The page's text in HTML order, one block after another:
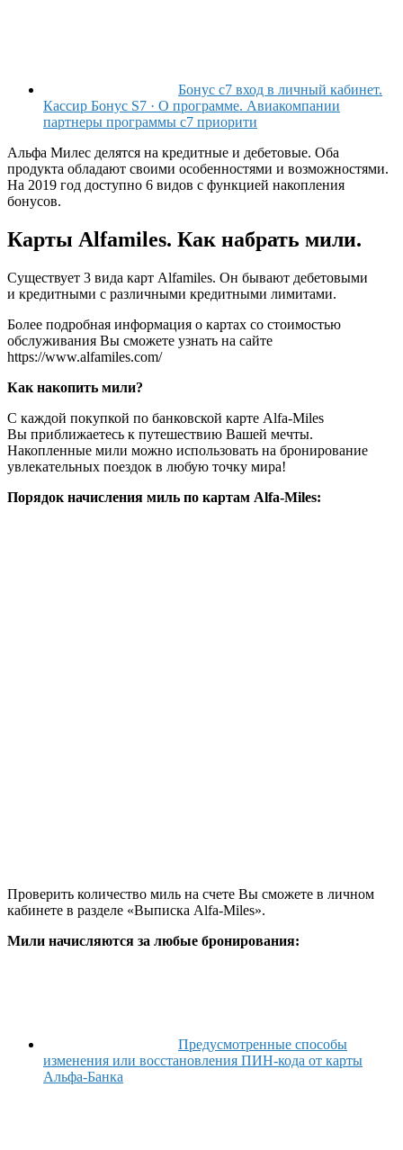
Бонус с7 вход в личный кабинет.
Кассир Бонус S7 · О программе. Авиакомпании
партнеры программы с7 приорити
Альфа Милес делятся на кредитные и дебетовые. Оба
продукта обладают своими особенностями и возможностями.
На 2019 год доступно 6 видов с функцией накопления
бонусов.
Карты Alfamiles. Как набрать мили.
Существует 3 вида карт Alfamiles. Он бывают дебетовыми
и кредитными с различными кредитными лимитами.
Более подробная информация о картах со стоимостью
обслуживания Вы сможете узнать на сайте
https://www.alfamiles.com/
Как накопить мили?
С каждой покупкой по банковской карте Alfa-Miles
Вы приближаетесь к путешествию Вашей мечты.
Накопленные мили можно использовать на бронирование
увлекательных поездок в любую точку мира!
Порядок начисления миль по картам Alfa-Miles:
Проверить количество миль на счете Вы сможете в личном
кабинете в разделе «Выписка Alfa-Miles».
Мили начисляются за любые бронирования:
Предусмотренные способы
изменения или восстановления ПИН-кода от карты
Альфа-Банка